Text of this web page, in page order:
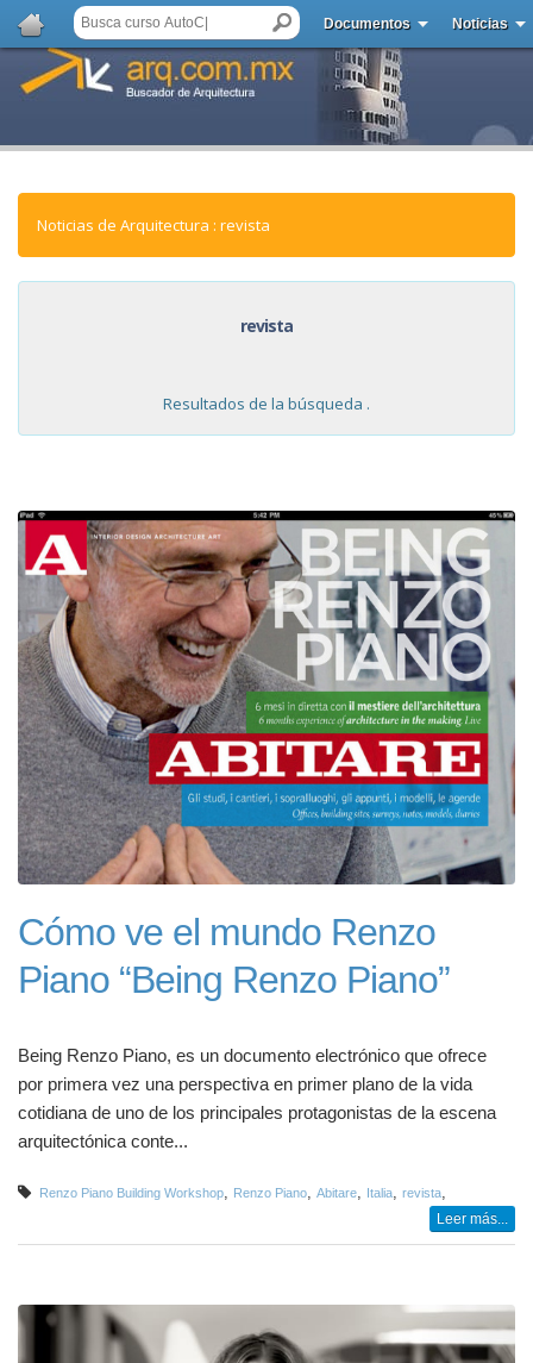
Documentos Noticias
Noticias de Arquitectura : revista
revista
Resultados de la búsqueda .
Cómo ve el mundo Renzo
Piano “Being Renzo Piano”
Being Renzo Piano, es un documento electrónico que ofrece
por primera vez una perspectiva en primer plano de la vida
cotidiana de uno de los principales protagonistas de la escena
arquitectónica conte...
Renzo Piano Building Workshop Renzo Piano Abitare Italia revista
Leer más...